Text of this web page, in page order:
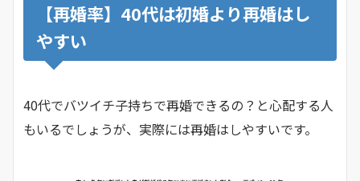
【再婚率】40代は初婚より再婚はし
やすい
40代でバツイチ子持ちで再婚できるの？と心配する人
もいるでしょうが、実際には再婚はしやすいです。